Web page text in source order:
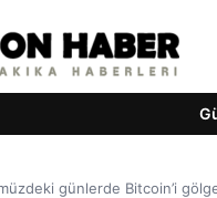
günlerde Bitcoin’i